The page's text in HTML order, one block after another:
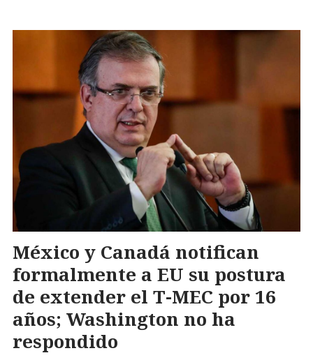
México y Canadá notifican
formalmente a EU su postura
de extender el T-MEC por 16
años; Washington no ha
respondido